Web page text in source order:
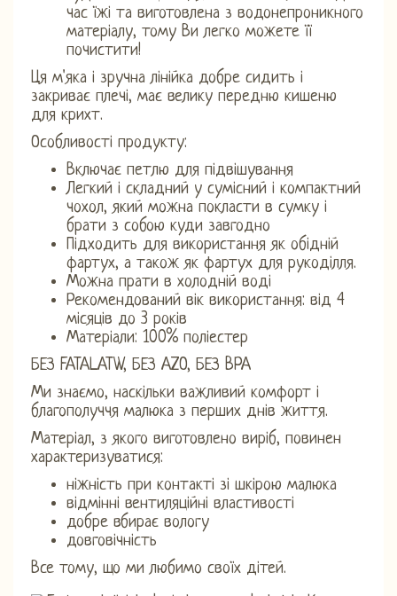
час їжі та виготовлена ​​з водонепроникного
матеріалу, тому Ви легко можете її
почистити!
Ця м'яка і зручна лінійка добре сидить і
закриває плечі, має велику передню кишеню
для крихт.
Особливості продукту:
Включає петлю для підвішування
Легкий і складний у сумісний і компактний
чохол, який можна покласти в сумку і
брати з собою куди завгодно
Підходить для використання як обідній
фартух, а також як фартух для рукоділля.
Можна прати в холодній воді
Рекомендований вік використання: від 4
місяців до 3 років
Матеріали: 100% поліестер
БЕЗ FATALATW, БЕЗ AZO, БЕЗ BPA
Ми знаємо, наскільки важливий комфорт і
благополуччя малюка з перших днів життя.
Матеріал, з якого виготовлено виріб, повинен
характеризуватися:
ніжність при контакті зі шкірою малюка
відмінні вентиляційні властивості
добре вбирає вологу
довговічність
Все тому, що ми любимо своїх дітей.